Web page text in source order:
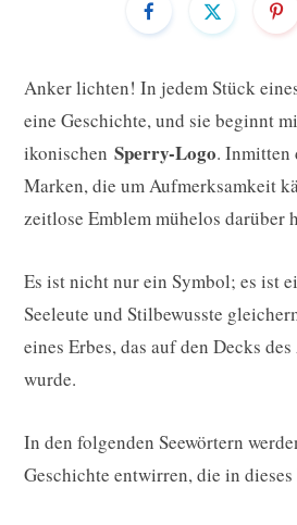
Anker lichten! In jedem Stück
eine Geschichte, und sie beginnt
ikonischen Sperry-Logo. Inmitten
Marken, die um Aufmerksamkeit
zeitlose Emblem mühelos darüber
Es ist nicht nur ein Symbol; es ist
Seeleute und Stilbewusste
eines Erbes, das auf den Decks
wurde.
In den folgenden Seewörtern
Geschichte entwirren, die in